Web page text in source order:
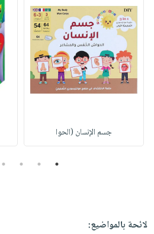
جسم الإنسان (الحوا
1
2
3
4
لائحة بالمواضيع: